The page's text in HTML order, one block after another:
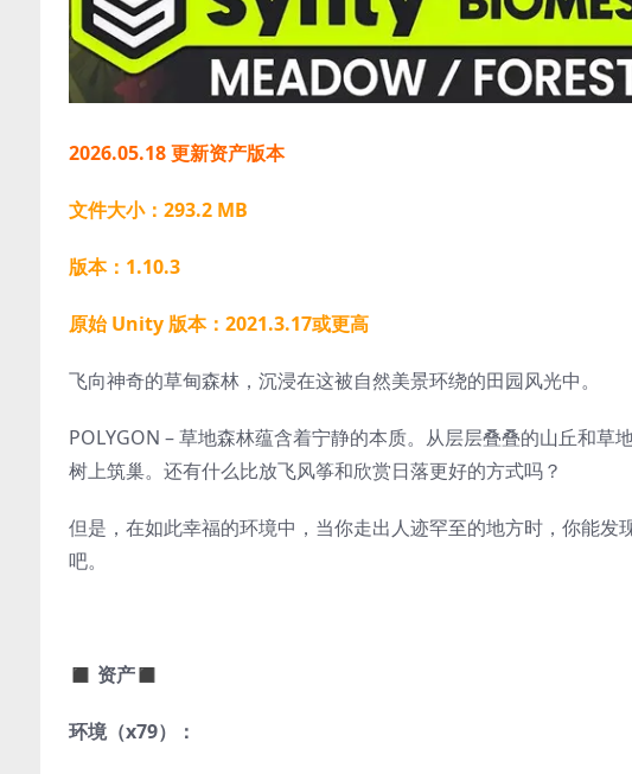
2026.05.18 更新资产版本
文件大小：293.2 MB
版本：1.10.3
原始 Unity 版本：2021.3.17或更高
飞向神奇的草甸森林，沉浸在这被自然美景环绕的田园风光中。
POLYGON – 草地森林蕴含着宁静的本质。从层层叠叠的山丘和
树上筑巢。还有什么比放飞风筝和欣赏日落更好的方式吗？
但是，在如此幸福的环境中，当你走出人迹罕至的地方时，你能
吧。
◼ 资产◼
环境（x79）：